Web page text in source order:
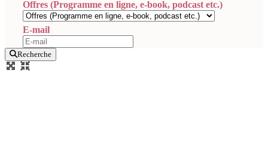
Offres (Programme en ligne, e-book, podcast etc.)
E-mail
Recherche